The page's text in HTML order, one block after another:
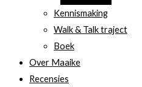
Kennismaking
Walk & Talk traject
Boek
Over Maaike
Recensies